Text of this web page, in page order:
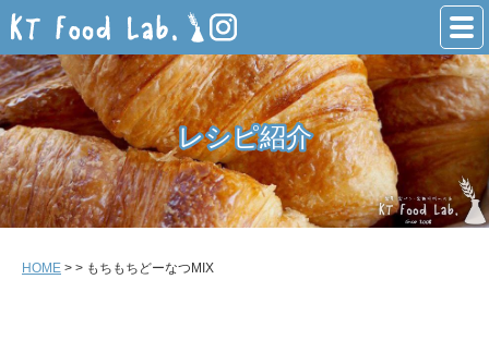
レシピ紹介
レシピ紹介
HOME > > もちもちどーなつMIX